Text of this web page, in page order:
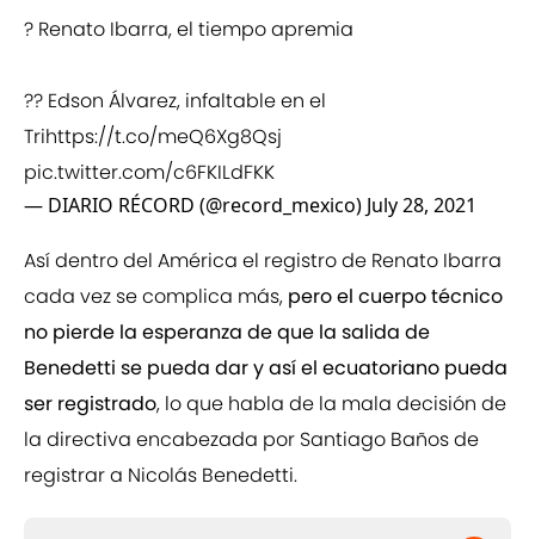
? Renato Ibarra, el tiempo apremia
?? Edson Álvarez, infaltable en el
Trihttps://t.co/meQ6Xg8Qsj
pic.twitter.com/c6FKILdFKK
— DIARIO RÉCORD (@record_mexico) July 28, 2021
Así dentro del América el registro de Renato Ibarra
cada vez se complica más, pero el cuerpo técnico
no pierde la esperanza de que la salida de
Benedetti se pueda dar y así el ecuatoriano pueda
ser registrado, lo que habla de la mala decisión de
la directiva encabezada por Santiago Baños de
registrar a Nicolás Benedetti.